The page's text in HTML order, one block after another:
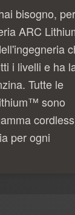
bisogno, per
ARC
i livelli e ha
Tutte le
sono
cordless
per ogni